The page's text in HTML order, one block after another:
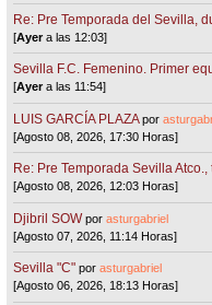
Re: Pre Temporada del Sevilla,
[Ayera las 12:03]
Sevilla F.C. Femenino. Primer
[Ayera las 11:54]
LUIS GARCÍA PLAZA por
[Agosto 08, 2026, 17:30 Horas]
Re: Pre Temporada Sevilla
[Agosto 08, 2026, 12:03 Horas]
Djibril SOW porasturgabriel
[Agosto 07, 2026, 11:14 Horas]
Sevilla "C"porasturgabriel
[Agosto 06, 2026, 18:13 Horas]